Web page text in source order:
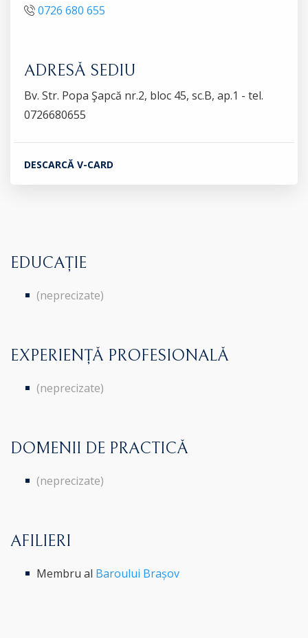
0726 680 655
ADRESĂ SEDIU
Bv. Str. Popa Şapcă nr.2, bloc 45, sc.B, ap.1 - tel.
0726680655
DESCARCĂ V-CARD
EDUCAȚIE
(neprecizate)
EXPERIENȚĂ PROFESIONALĂ
(neprecizate)
DOMENII DE PRACTICĂ
(neprecizate)
AFILIERI
Membru al Baroului Brașov